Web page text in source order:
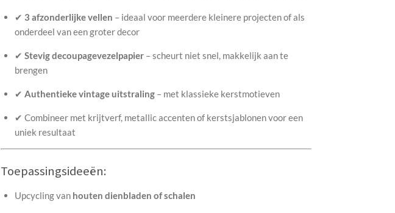
✔ 3 afzonderlijke vellen – ideaal voor meerdere kleinere projecten of als
onderdeel van een groter decor
✔ Stevig decoupagevezelpapier– scheurt niet snel, makkelijk aan te
brengen
✔ Authentieke vintage uitstraling– met klassieke kerstmotieven
✔ Combineer met krijtverf, metallic accenten of kerstsjablonen voor een
uniek resultaat
Toepassingsideeën:
Upcycling van houten dienbladen of schalen